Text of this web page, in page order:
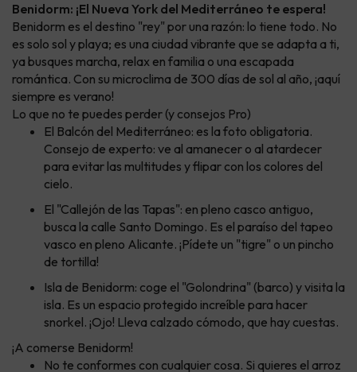
Benidorm: ¡El Nueva York del Mediterráneo te espera!
Benidorm es el destino "rey" por una razón: lo tiene todo. No
es solo sol y playa; es una ciudad vibrante que se adapta a ti,
ya busques marcha, relax en familia o una escapada
romántica. Con su microclima de 300 días de sol al año, ¡aquí
siempre es verano!
Lo que no te puedes perder (y consejos Pro)
El Balcón del Mediterráneo: es la foto obligatoria.
Consejo de experto: ve al amanecer o al atardecer
para evitar las multitudes y flipar con los colores del
cielo.
El "Callejón de las Tapas": en pleno casco antiguo,
busca la calle Santo Domingo. Es el paraíso del tapeo
vasco en pleno Alicante. ¡Pídete un "tigre" o un pincho
de tortilla!
Isla de Benidorm: coge el "Golondrina" (barco) y visita la
isla. Es un espacio protegido increíble para hacer
snorkel. ¡Ojo! Lleva calzado cómodo, que hay cuestas.
¡A comerse Benidorm!
No te conformes con cualquier cosa. Si quieres el arroz